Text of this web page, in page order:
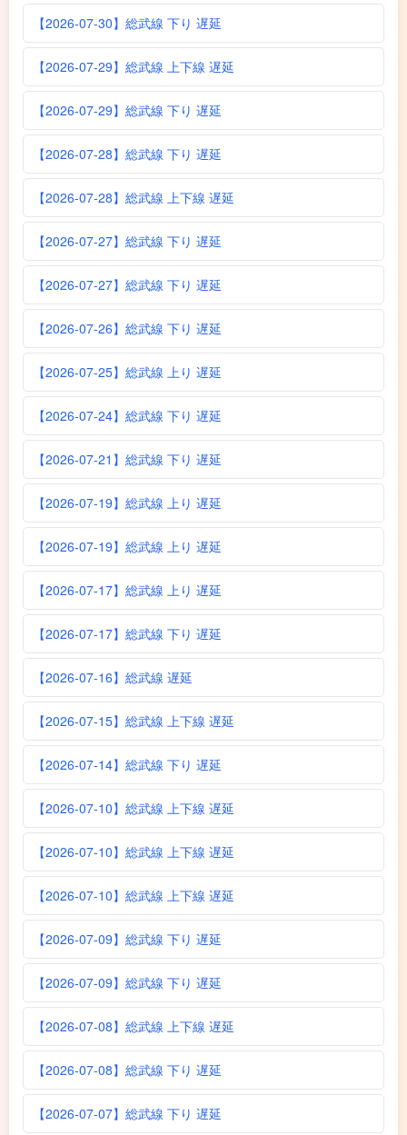
【2026-07-30】総武線 下り 遅延
【2026-07-29】総武線 上下線 遅延
【2026-07-29】総武線 下り 遅延
【2026-07-28】総武線 下り 遅延
【2026-07-28】総武線 上下線 遅延
【2026-07-27】総武線 下り 遅延
【2026-07-27】総武線 下り 遅延
【2026-07-26】総武線 下り 遅延
【2026-07-25】総武線 上り 遅延
【2026-07-24】総武線 下り 遅延
【2026-07-21】総武線 下り 遅延
【2026-07-19】総武線 上り 遅延
【2026-07-19】総武線 上り 遅延
【2026-07-17】総武線 上り 遅延
【2026-07-17】総武線 下り 遅延
【2026-07-16】総武線 遅延
【2026-07-15】総武線 上下線 遅延
【2026-07-14】総武線 下り 遅延
【2026-07-10】総武線 上下線 遅延
【2026-07-10】総武線 上下線 遅延
【2026-07-10】総武線 上下線 遅延
【2026-07-09】総武線 下り 遅延
【2026-07-09】総武線 下り 遅延
【2026-07-08】総武線 上下線 遅延
【2026-07-08】総武線 下り 遅延
【2026-07-07】総武線 下り 遅延